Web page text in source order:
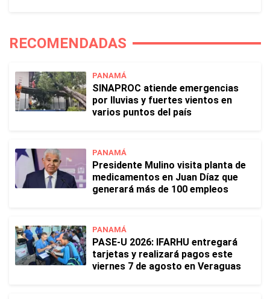
RECOMENDADAS
PANAMÁ
SINAPROC atiende emergencias
por lluvias y fuertes vientos en
varios puntos del país
PANAMÁ
Presidente Mulino visita planta de
medicamentos en Juan Díaz que
generará más de 100 empleos
PANAMÁ
PASE-U 2026: IFARHU entregará
tarjetas y realizará pagos este
viernes 7 de agosto en Veraguas